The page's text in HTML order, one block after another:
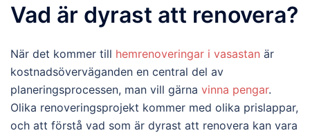
Vad är dyrast att renovera?
När det kommer till hemrenoveringar i vasastan är
kostnadsöverväganden en central del av
planeringsprocessen, man vill gärna vinna pengar.
Olika renoveringsprojekt kommer med olika prislappar,
och att förstå vad som är dyrast att renovera kan vara